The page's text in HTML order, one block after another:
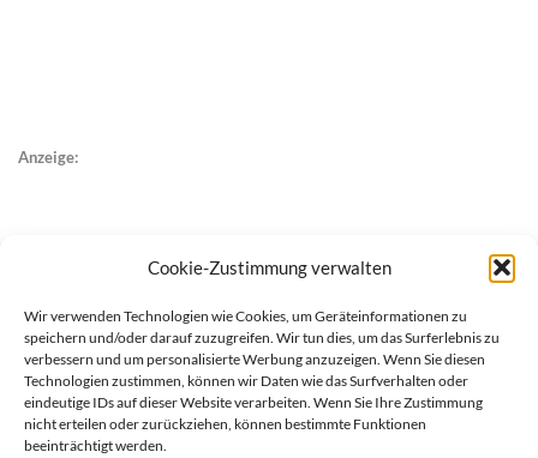
Cookie-Zustimmung verwalten
Wir verwenden Technologien wie Cookies, um Geräteinformationen zu
speichern und/oder darauf zuzugreifen. Wir tun dies, um das Surferlebnis zu
verbessern und um personalisierte Werbung anzuzeigen. Wenn Sie diesen
Technologien zustimmen, können wir Daten wie das Surfverhalten oder
eindeutige IDs auf dieser Website verarbeiten. Wenn Sie Ihre Zustimmung
nicht erteilen oder zurückziehen, können bestimmte Funktionen
beeinträchtigt werden.
Anzeige: